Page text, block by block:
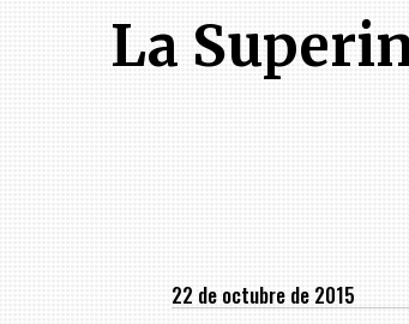
La
22 de octubre de 2015